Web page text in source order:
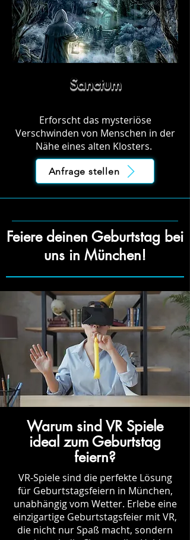
Sanctum
Erforscht das mysteriöse
Verschwinden von Menschen in der
Nähe eines alten Klosters.
Anfrage stellen
Feiere deinen Geburtstag bei
uns in München!
Warum sind VR Spiele
ideal zum Geburtstag
feiern?
VR-Spiele sind die perfekte Lösung
für Geburtstagsfeiern in München,
unabhängig vom Wetter. Erlebe eine
einzigartige Geburtstagsfeier mit VR,
die nicht nur Spaß macht, sondern